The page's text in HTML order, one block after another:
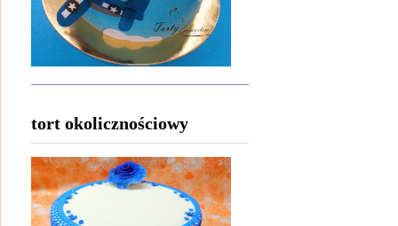
tort okolicznościowy